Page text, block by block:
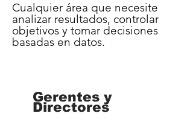
Cualquier área que necesite
analizar resultados, controlar
objetivos y tomar decisiones
basadas en datos.
Gerentes y
Directores